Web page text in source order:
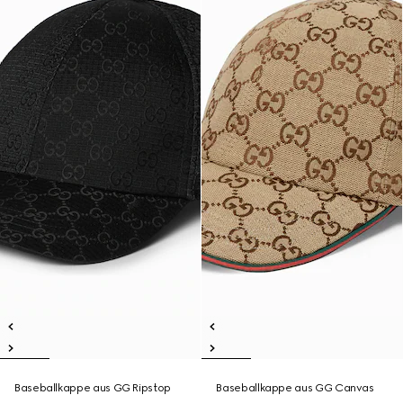
Baseballkappe aus GG Ripstop
Baseballkappe aus GG Canvas